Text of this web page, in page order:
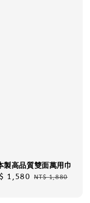
製高品質雙面萬用巾
1,580 Regular
NT$ 1,880